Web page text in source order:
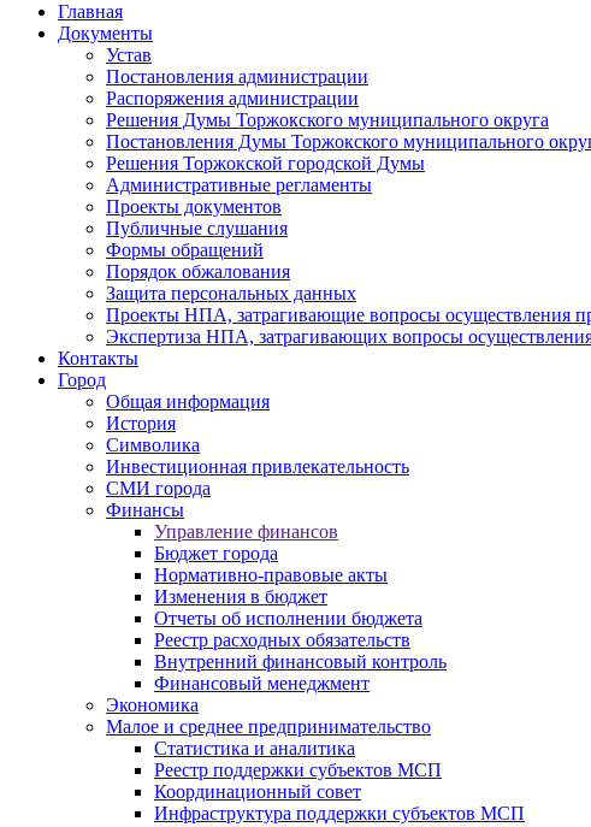
Главная
Документы
Устав
Постановления администрации
Распоряжения администрации
Решения Думы Торжокского муниципального округа
Постановления Думы Торжокского муниципального
Решения Торжокской городской Думы
Административные регламенты
Проекты документов
Публичные слушания
Формы обращений
Порядок обжалования
Защита персональных данных
Проекты НПА, затрагивающие вопросы осуществления
Экспертиза НПА, затрагивающих вопросы
Контакты
Город
Общая информация
История
Символика
Инвестиционная привлекательность
СМИ города
Финансы
Управление финансов
Бюджет города
Нормативно-правовые акты
Изменения в бюджет
Отчеты об исполнении бюджета
Реестр расходных обязательств
Внутренний финансовый контроль
Финансовый менеджмент
Экономика
Малое и среднее предпринимательство
Статистика и аналитика
Реестр поддержки субъектов МСП
Координационный совет
Инфраструктура поддержки субъектов МСП